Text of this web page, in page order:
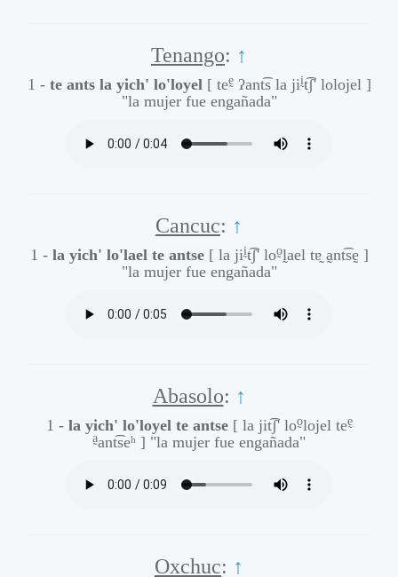
Tenango: ↑
1 - te ants la yich' lo'loyel [ teḛʔant͡s la jiḭt͡ʃ' lolojel ]
"la mujer fue engañada"
Cancuc: ↑
1 - la yich' lo'lael te antse [ la jiḭt͡ʃ' loo̰l̰ael tɐ̰ a̰nt͡sḛ ]
"la mujer fue engañada"
Abasolo: ↑
1 - la yich' lo'loyel te antse [ la jit͡ʃ' loo̰lojel teḛ
a̰ant͡seʰ ] "la mujer fue engañada"
Oxchuc: ↑